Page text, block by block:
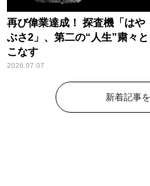
再び偉業達成！ 探査機「はや
ぶさ2」、第二の“人生”粛々と
こなす
2026.07.07
新着記事